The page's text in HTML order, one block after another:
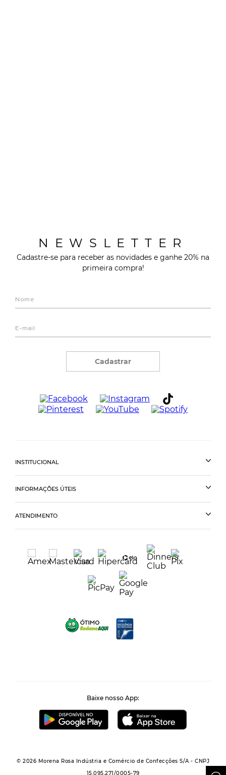
NEWSLETTER
Cadastre-se para receber as novidades e ganhe 20% na
primeira compra!
Cadastrar
INSTITUCIONAL
INFORMAÇÕES ÚTEIS
ATENDIMENTO
Baixe nosso App:
© 2026 Morena Rosa Indústria e Comércio de Confecções S/A - CNPJ
15.095.271/0005-79